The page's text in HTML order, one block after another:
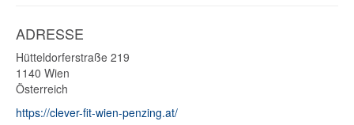
ADRESSE
Hütteldorferstraße 219
1140 Wien
Österreich
https://clever-fit-wien-penzing.at/